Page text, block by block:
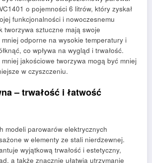
o pojemności 6 litrów, który zyskał
funkcjonalności i nowoczesnemu
tworzywa sztuczne mają swoje
odporne na wysokie temperatury i
co wpływa na wygląd i trwałość.
jakościowe tworzywa mogą być mniej
w czyszczeniu.
– trwałość i łatwość
modeli parowarów elektrycznych
w elementy ze stali nierdzewnej.
wyjątkową trwałość i estetyczny,
a także znacznie ułatwia utrzymanie